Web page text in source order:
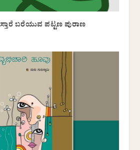
ಬರೆಯುವ ಪಟ್ಟಣ ಪುರಾಣ